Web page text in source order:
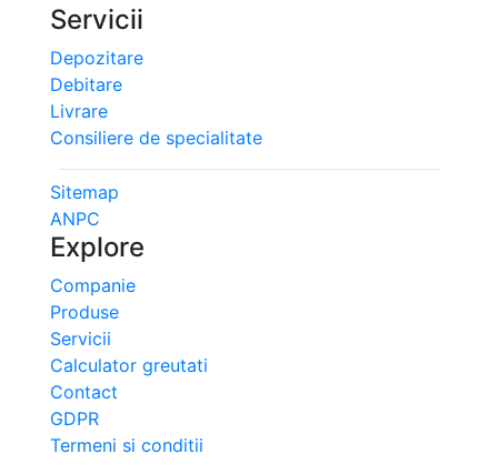
Servicii
Depozitare
Debitare
Livrare
Consiliere de specialitate
Sitemap
ANPC
Explore
Companie
Produse
Servicii
Calculator greutati
Contact
GDPR
Termeni si conditii